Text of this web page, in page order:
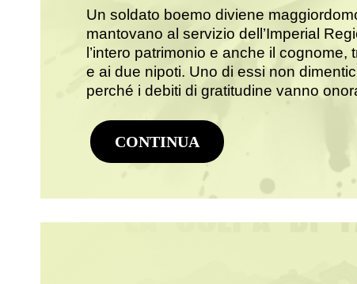
Un soldato boemo diviene
mantovano al servizio dell’Imperial
l’intero patrimonio e anche il cognome,
e ai due nipoti. Uno di essi non
perché i debiti di gratitudine vanno
CONTINUA